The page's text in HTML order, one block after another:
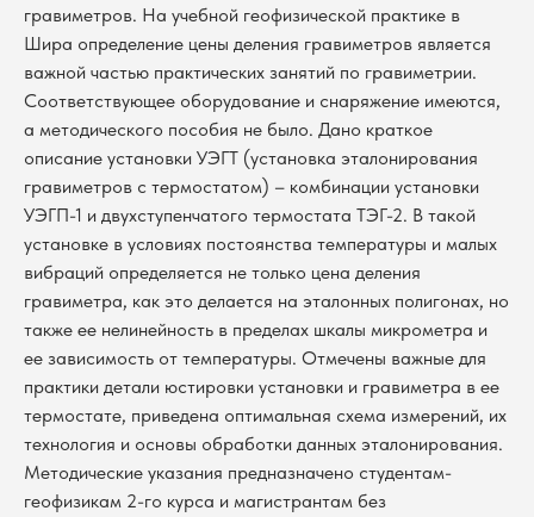
гравиметров. На учебной геофизической практике в
Шира определение цены деления гравиметров является
важной частью практических занятий по гравиметрии.
Соответствующее оборудование и снаряжение имеются,
а методического пособия не было. Дано краткое
описание установки УЭГТ (установка эталонирования
гравиметров с термостатом) – комбинации установки
УЭГП-1 и двухступенчатого термостата ТЭГ-2. В такой
установке в условиях постоянства температуры и малых
вибраций определяется не только цена деления
гравиметра, как это делается на эталонных полигонах, но
также ее нелинейность в пределах шкалы микрометра и
ее зависимость от температуры. Отмечены важные для
практики детали юстировки установки и гравиметра в ее
термостате, приведена оптимальная схема измерений, их
технология и основы обработки данных эталонирования.
Методические указания предназначено студентам-
геофизикам 2-го курса и магистрантам без